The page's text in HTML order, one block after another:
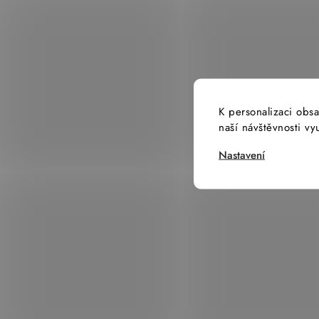
K personalizaci
naší návštěvnosti
Nastavení